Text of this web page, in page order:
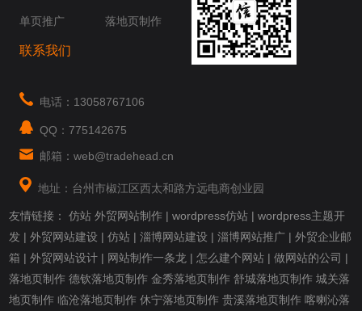
单页推广 落地页制作
联系我们
电话：13058767106
QQ：775142675
邮箱：web@tradehead.cn
地址：台州市椒江区西太和路方远电商创业园
友情链接：仿站 外贸网站制作 |wordpress仿站 |wordpress主题开
发 |外贸网站建设 |仿站 |淄博网站建设 |淄博网站推广 |外贸企业邮
箱 |外贸网站设计 | 网站制作一条龙 |怎么建个网站 |做网站的公司 |
落地页制作 德钦落地页制作 金秀落地页制作 舒城落地页制作 城关落
地页制作 临沧落地页制作 休宁落地页制作 贵溪落地页制作 喀喇沁落